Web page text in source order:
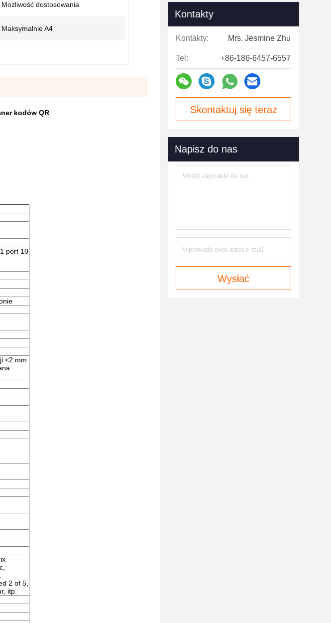
Możliwość dostosowania
Maksymalnie A4
kodów QR
port 10
<2 mm
2 of 5,
itp.
Kontakty
Kontakty: Mrs. Jesmine Zhu
Tel: +86-186-6457-6557
Skontaktuj się teraz
Napisz do nas
Wysłać